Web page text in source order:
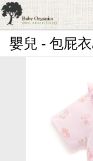
首頁
日本品牌育兒配
韓國Merebe寶
嬰兒 - 包屁